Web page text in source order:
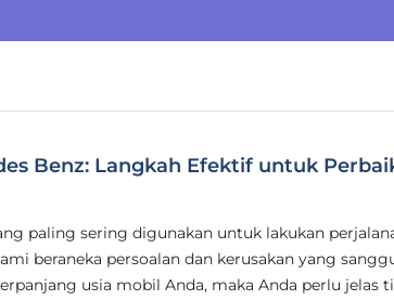
Benz: Langkah Efektif untuk
paling sering digunakan untuk lakukan
beraneka persoalan dan kerusakan yang
usia mobil Anda, maka Anda perlu jelas